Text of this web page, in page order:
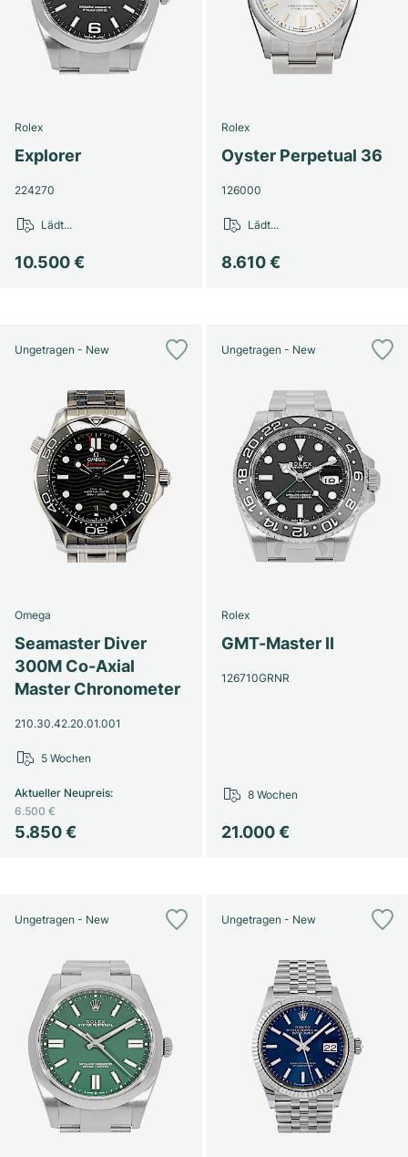
Rolex
Explorer
224270
10.500 €
Lädt...
Rolex
Oyster Perpetual 36
126000
8.610 €
Lädt...
Ungetragen - New
Omega
Seamaster Diver
300M Co-Axial
Master Chronometer
210.30.42.20.01.001
5.850 €
Aktueller Neupreis:
6.500 €
5 Wochen
Ungetragen - New
Rolex
GMT-Master II
126710GRNR
21.000 €
8 Wochen
Ungetragen - New Ungetragen - New